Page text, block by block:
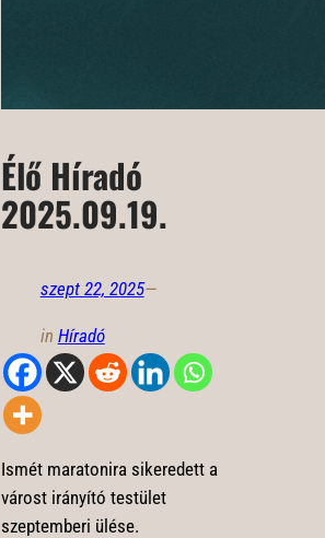
Élő Híradó
2025.09.19.
szept 22, 2025—
in Híradó
Ismét maratonira sikeredett a
várost irányító testület
szeptemberi ülése.